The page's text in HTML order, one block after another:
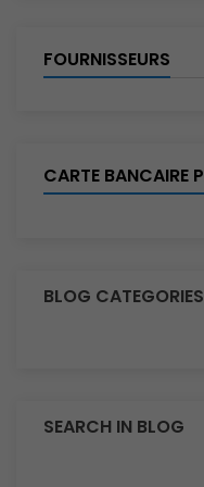
FOURNISSEURS
CARTE BANCAIRE
BLOG CATEGORIES
SEARCH IN BLOG